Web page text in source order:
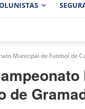
Municipal de Futebol de
de